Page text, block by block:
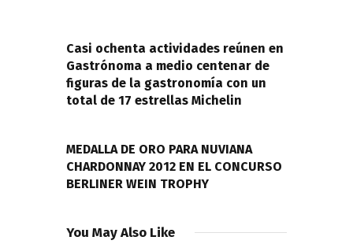
entradas
Casi ochenta actividades reúnen en
Gastrónoma a medio centenar de
figuras de la gastronomía con un
total de 17 estrellas Michelin
MEDALLA DE ORO PARA NUVIANA
CHARDONNAY 2012 EN EL CONCURSO
BERLINER WEIN TROPHY
You May Also Like